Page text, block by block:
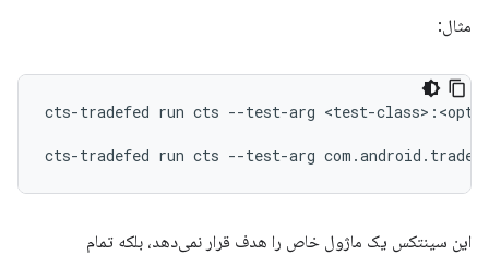
مثال:
cts-tradefed run cts --test-arg <test-
cts-tradefed run cts --test-arg
این سینتکس یک ماژول خاص را هدف قرار نمی‌دهد، بلکه تمام